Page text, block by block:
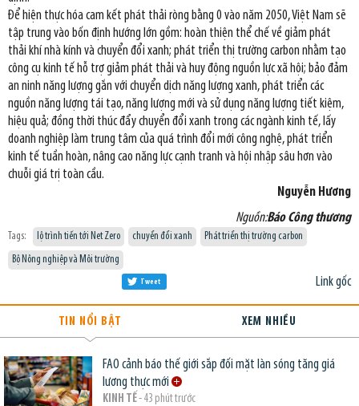
Để hiện thực hóa cam kết phát thải ròng bằng 0 vào năm 2050, Việt Nam sẽ
tập trung vào bốn định hướng lớn gồm: hoàn thiện thể chế về giảm phát
thải khí nhà kính và chuyển đổi xanh; phát triển thị trường carbon nhằm tạo
công cụ kinh tế hỗ trợ giảm phát thải và huy động nguồn lực xã hội; bảo đảm
an ninh năng lượng gắn với chuyển dịch năng lượng xanh, phát triển các
nguồn năng lượng tái tạo, năng lượng mới và sử dụng năng lượng tiết kiệm,
hiệu quả; đồng thời thúc đẩy chuyển đổi xanh trong các ngành kinh tế, lấy
doanh nghiệp làm trung tâm của quá trình đổi mới công nghệ, phát triển
kinh tế tuần hoàn, nâng cao năng lực cạnh tranh và hội nhập sâu hơn vào
chuỗi giá trị toàn cầu.
Nguyễn Hương
Nguồn:Báo Công thương
Tags: lộ trình tiến tới Net Zero chuyển đổi xanh
Phát triển thị trường carbon
Bộ Nông nghiệp và Môi trường
Link gốc
Tweet
TIN NỔI BẬT XEM NHIỀU
FAO cảnh báo thế giới sắp đối mặt làn sóng tăng giá
lương thực mới
KINH TẾ- 43 phút trước